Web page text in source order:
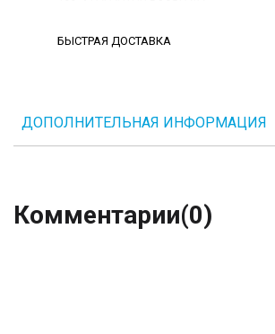
БЫСТРАЯ ДОСТАВКА
ДОПОЛНИТЕЛЬНАЯ ИНФОРМАЦИЯ
Комментарии(0)